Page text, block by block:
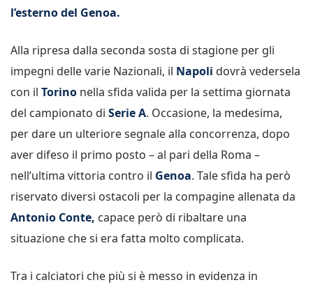
l’esterno del Genoa.
Alla ripresa dalla seconda sosta di stagione per gli
impegni delle varie Nazionali, il Napoli dovrà vedersela
con il Torino nella sfida valida per la settima giornata
del campionato di Serie A. Occasione, la medesima,
per dare un ulteriore segnale alla concorrenza, dopo
aver difeso il primo posto – al pari della Roma –
nell’ultima vittoria contro il Genoa. Tale sfida ha però
riservato diversi ostacoli per la compagine allenata da
Antonio Conte, capace però di ribaltare una
situazione che si era fatta molto complicata.
Tra i calciatori che più si è messo in evidenza in